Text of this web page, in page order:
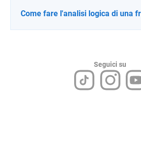
Come fare l'analisi logica di una
Seguici su